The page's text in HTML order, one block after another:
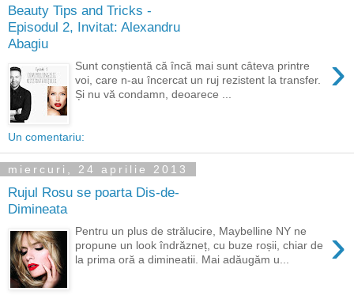
Beauty Tips and Tricks -
Episodul 2, Invitat: Alexandru
Abagiu
›
Sunt conștientă că încă mai sunt câteva printre
voi, care n-au încercat un ruj rezistent la transfer.
Și nu vă condamn, deoarece ...
Un comentariu:
miercuri, 24 aprilie 2013
Rujul Rosu se poarta Dis-de-
Dimineata
›
Pentru un plus de strălucire, Maybelline NY ne
propune un look îndrăzneț, cu buze roșii, chiar de
la prima oră a dimineatii. Mai adăugăm u...